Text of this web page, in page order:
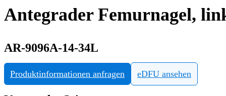
Antegrader Femurnagel,
AR-9096A-14-34L
Produktinformationen anfragen eDFU ansehen